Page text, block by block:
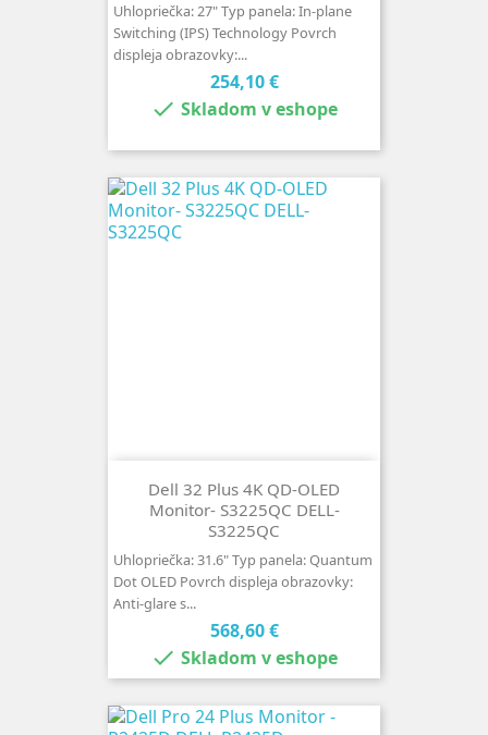
Uhlopriečka: 27" Typ panela: In-plane
Switching (IPS) Technology Povrch
displeja obrazovky:...
Cena
254,10 €
 Skladom v eshope
Dell 32 Plus 4K QD-OLED
Monitor- S3225QC DELL-
S3225QC
Uhlopriečka: 31.6" Typ panela: Quantum
Dot OLED Povrch displeja obrazovky:
Anti-glare s...
Cena
568,60 €
 Skladom v eshope